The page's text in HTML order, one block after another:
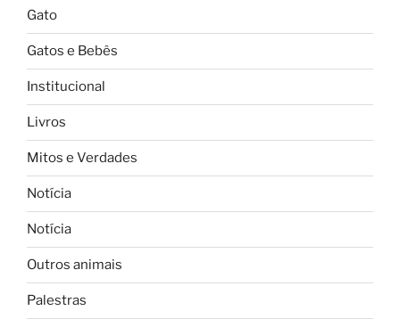
Gato
Gatos e Bebês
Institucional
Livros
Mitos e Verdades
Notícia
Notícia
Outros animais
Palestras